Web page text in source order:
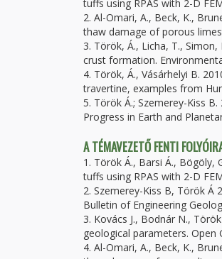
tuffs using RPAS with 2-D
2. Al-Omari, A., Beck, K.,
thaw damage of porous
3. Török, Á., Licha, T.,
crust formation.
4. Török, Á., Vásárhelyi B.
travertine, examples from
5. Török Á.; Szemerey-Kiss
Progress in Earth and
A TÉMAVEZETŐ FENTI
1. Török Á., Barsi Á., Bögöly,
tuffs using RPAS with 2-D
2. Szemerey-Kiss B, Török
Bulletin of Engineering
3. Kovács J., Bodnár N.,
geological parameters. Open
4. Al-Omari, A., Beck, K.,